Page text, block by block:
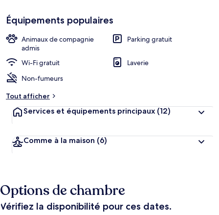
Équipements populaires
Animaux de compagnie
admis
Parking gratuit
Wi-Fi gratuit
Laverie
Non-fumeurs
Tout afficher
Services et équipements principaux (12)
Comme à la maison (6)
Options de chambre
Vérifiez la disponibilité pour ces dates.